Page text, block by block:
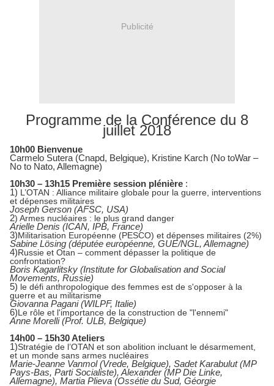
Publicité
Programme de la Conférence du 8
juillet 2018
10h00 Bienvenue
Carmelo Sutera (Cnapd, Belgique), Kristine Karch (No toWar –
No to Nato, Allemagne)
10h30 – 13h15 Première session plénière :
1) L’OTAN : Alliance militaire globale pour la guerre, interventions
et dépenses militaires
Joseph Gerson (AFSC, USA)
2) Armes nucléaires : le plus grand danger
Arielle Denis (ICAN, IPB, France)
3)Militarisation Européenne (PESCO) et dépenses militaires (2%)
Sabine Lösing (députée européenne, GUE/NGL, Allemagne)
4)Russie et Otan – comment dépasser la politique de
confrontation?
Boris Kagarlitsky (Institute for Globalisation and Social
Movements, Russie)
5) le défi anthropologique des femmes est de s'opposer à la
guerre et au militarisme
Giovanna Pagani (WILPF, Italie)
6)Le rôle et l'importance de la construction de "l'ennemi"
Anne Morelli (Prof. ULB, Belgique)
14h00 – 15h30 Ateliers
1)Stratégie de l’OTAN et son abolition incluant le désarmement,
et un monde sans armes nucléaires
Marie-Jeanne Vanmol (Vrede, Belgique), Sadet Karabulut (MP
Pays-Bas, Parti Socialiste), Alexander (MP Die Linke,
Allemagne), Martia Plieva (Ossétie du Sud, Géorgie